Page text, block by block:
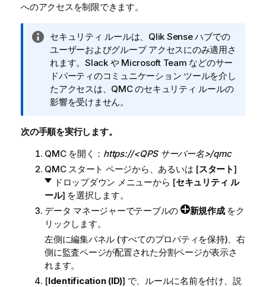
へのアクセスを制限できます。
情
報
メ
モ
セキュリティ ルールは、 Qlik Senseハブでの
ユーザーおよびグループ アクセスにのみ適用さ
れます。Slack や Microsoft Team などのサー
ドパーティのコミュニケーション ツールを介し
たアクセスは、QMC のセキュリティ ルールの
影響を受けません。
次の手順を実行します。
QMCを開く： https://<QPS サーバー名>/qmc
QMCスタート ページから、あるいは [スタート]
ドロップダウン メニューから [セキュリティ ル
ール] を選択します。
データ マネージャーでテーブルの
新規作成をク
リックします。
左側に編集パネル (すべてのプロパティを保持)、右
側に監査ページが配置された分割ページが表示さ
れます。
[Identification (ID)] で、ルールに名前を付け、説